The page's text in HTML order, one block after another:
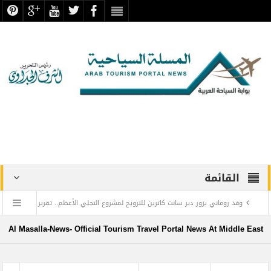
القائمة
وفد روماني يزور دير سانت كاترين للترويج لمشروع التجلي الأعظم.. تقرير
أثري
Al Masalla-News- Official Tourism Travel Portal News At Middle East